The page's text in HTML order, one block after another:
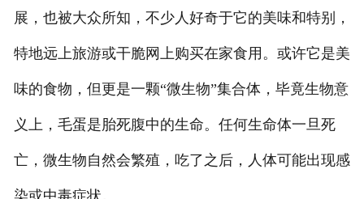
展，也被大众所知，不少人好奇于它的美味和特别，
特地远上旅游或干脆网上购买在家食用。或许它是美
味的食物，但更是一颗“微生物”集合体，毕竟生物意
义上，毛蛋是胎死腹中的生命。任何生命体一旦死
亡，微生物自然会繁殖，吃了之后，人体可能出现感